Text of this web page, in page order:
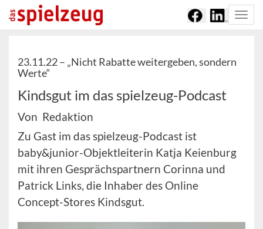
23.11.22 – „Nicht Rabatte weitergeben, sondern
Werte“
Kindsgut im das spielzeug-Podcast
Von Redaktion
Zu Gast im das spielzeug-Podcast ist
baby&junior-Objektleiterin Katja Keienburg
mit ihren Gesprächspartnern Corinna und
Patrick Links, die Inhaber des Online
Concept-Stores Kindsgut.